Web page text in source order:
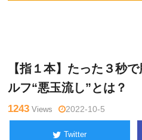
【指１本】たった３秒
ルフ“悪玉流し”とは？
1243 Views 2022-10-5
Twitter